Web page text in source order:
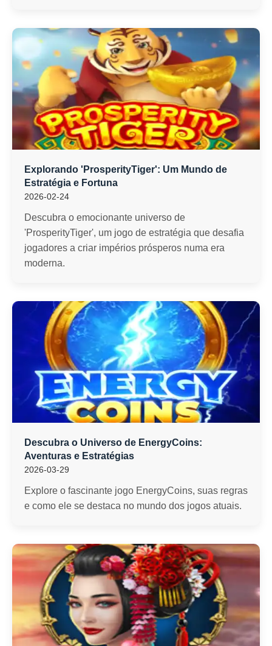
Explorando 'ProsperityTiger': Um Mundo de
Estratégia e Fortuna
2026-02-24
Descubra o emocionante universo de
'ProsperityTiger', um jogo de estratégia que desafia
jogadores a criar impérios prósperos numa era
moderna.
Descubra o Universo de EnergyCoins:
Aventuras e Estratégias
2026-03-29
Explore o fascinante jogo EnergyCoins, suas regras
e como ele se destaca no mundo dos jogos atuais.